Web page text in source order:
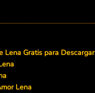
Lena Gratis para Descargar
Lena